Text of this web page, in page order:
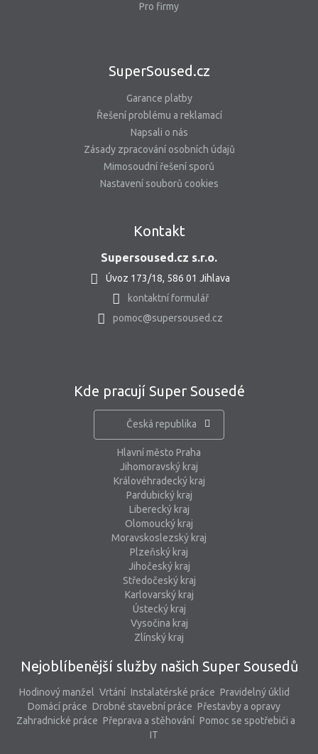
Pro firmy
SuperSoused.cz
Garance platby
Řešení problému a reklamací
Napsali o nás
Zásady zpracování osobních údajů
Mimosoudní řešení sporů
Nastavení souborů cookies
Kontakt
Supersoused.cz s.r.o.
Úvoz 173/18, 586 01 Jihlava
kontaktní formulář
pomoc@supersoused.cz
Kde pracují Super Sousedé
Česká republika
Hlavní město Praha
Jihomoravský kraj
Královéhradecký kraj
Pardubický kraj
Liberecký kraj
Olomoucký kraj
Moravskoslezský kraj
Plzeňský kraj
Jihočeský kraj
Středočeský kraj
Karlovarský kraj
Ústecký kraj
Vysočina kraj
Zlínský kraj
Nejoblíbenější služby našich Super Sousedů
Hodinový manžel Vrtání Instalatérské práce Pravidelný úklid
Domácí práce Drobné stavební práce Přestavby a opravy
Zahradnické práce Přeprava a stěhování Pomoc se spotřebiči a
IT